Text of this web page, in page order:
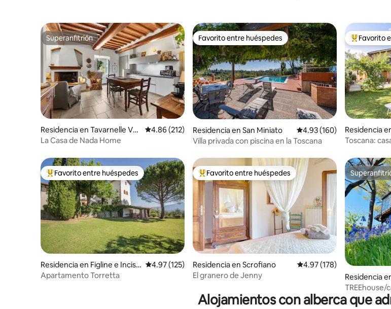
Superanfitrión
Superanfitrión
Residencia en Tavarnelle Val
di Pesa
Calificación promedio: 4.86 de 5; 212 evaluaciones
4.86 (212)
La Casa de Nada Home
Favorito entre huéspedes
Favorito entre huéspedes
Residencia en San Miniato Calificación promedio:
4.93 (160)
Villa privada con piscina en la Toscana
De los
Favorito
Residencia
Toscana:
De los mejores en Favorito entre huéspedes
Favorito entre huéspedes
Residencia en Figline e Incisa
Valdarno
Calificación promedio: 4.97 de 5; 125 evaluaciones
4.97 (125)
Apartamento Torretta
De los mejores en Favorito entre huéspedes
Favorito entre huéspedes
Residencia en Scrofiano Calificación promedio:
4.97 (178)
El granero de Jenny
Residencia
TREEhouse/
Alojamientos con alberca que